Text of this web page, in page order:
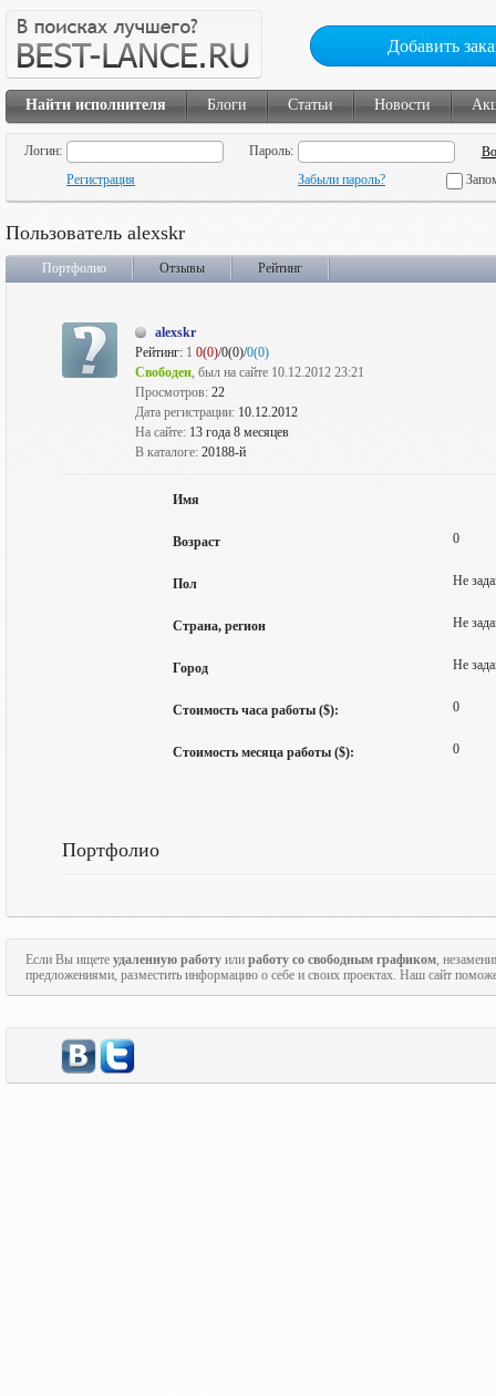
Добавить
Найти исполнителя Блоги Статьи Новости
Логин:
Пароль:
Регистрация
Забыли пароль?
Пользователь alexskr
Портфолио Отзывы Рейтинг
alexskr
Рейтинг: 1 0(0)/0(0)/0(0)
Свободен, был на сайте 10.12.2012 23:21
Просмотров: 22
Дата регистрации: 10.12.2012
На сайте: 13 года 8 месяцев
В каталоге: 20188-й
Имя
Возраст 0
Пол Не
Страна, регион Не
Город Не
Стоимость часа работы ($): 0
Стоимость месяца работы ($): 0
Портфолио
Если Вы ищете удаленную работу или работу со свободным графиком,
предложениями, разместить информацию о себе и своих проектах. Наш сайт